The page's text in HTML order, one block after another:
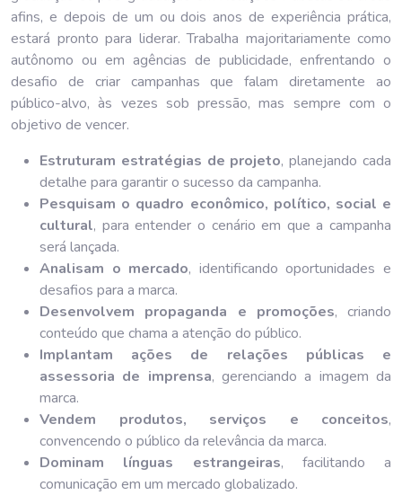
afins, e depois de um ou dois anos de experiência prática,
estará pronto para liderar. Trabalha majoritariamente como
autônomo ou em agências de publicidade, enfrentando o
desafio de criar campanhas que falam diretamente ao
público-alvo, às vezes sob pressão, mas sempre com o
objetivo de vencer.
Estruturam estratégias de projeto, planejando cada
detalhe para garantir o sucesso da campanha.
Pesquisam o quadro econômico, político, social e
cultural, para entender o cenário em que a campanha
será lançada.
Analisam o mercado, identificando oportunidades e
desafios para a marca.
Desenvolvem propaganda e promoções, criando
conteúdo que chama a atenção do público.
Implantam ações de relações públicas e
assessoria de imprensa, gerenciando a imagem da
marca.
Vendem produtos, serviços e conceitos,
convencendo o público da relevância da marca.
Dominam línguas estrangeiras, facilitando a
comunicação em um mercado globalizado.